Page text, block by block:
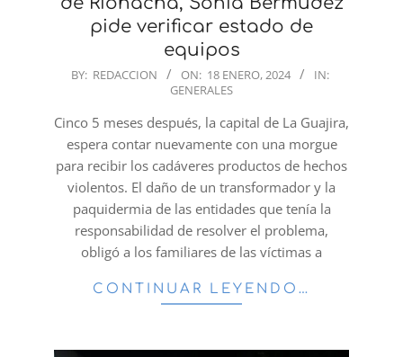
pide verificar estado de
equipos
2024-
18
BY: REDACCION ON: 18 ENERO, 2024
IN:
GENERALES
Cinco 5 meses después, la capital de La Guajira,
espera contar nuevamente con una morgue
para recibir los cadáveres productos de hechos
violentos. El daño de un transformador y la
paquidermia de las entidades que tenía la
responsabilidad de resolver el problema,
obligó a los familiares de las víctimas a
CONTINUAR LEYENDO…